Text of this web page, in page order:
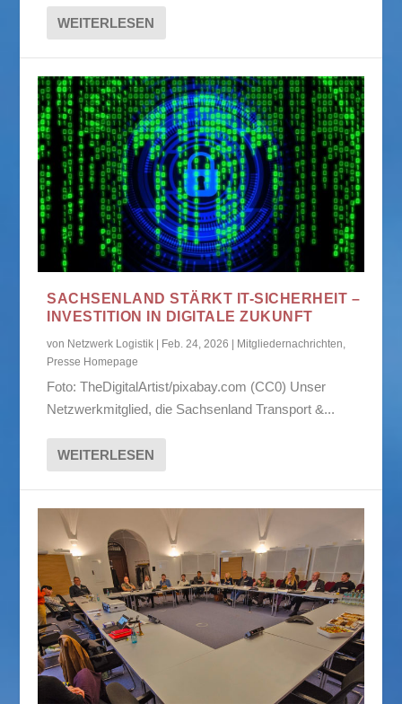
WEITERLESEN
SACHSENLAND STÄRKT IT-SICHERHEIT –
INVESTITION IN DIGITALE ZUKUNFT
von Netzwerk Logistik Feb. 24, 2026 Mitgliedernachrichten,
Presse Homepage
Foto: TheDigitalArtist/pixabay.com (CC0) Unser
Netzwerkmitglied, die Sachsenland Transport &...
WEITERLESEN